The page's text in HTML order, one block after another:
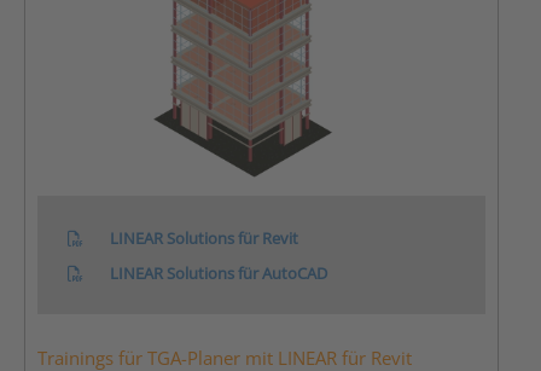
LINEAR Solutions für Revit
LINEAR Solutions für AutoCAD
Trainings für TGA-Planer mit LINEAR für Revit